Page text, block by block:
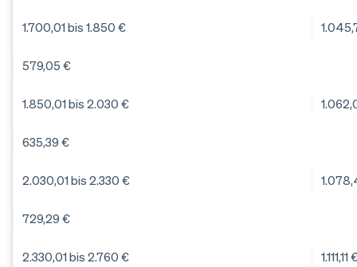
1.700,01 bis 1.850 €
579,05 €
1.850,01 bis 2.030 €
635,39 €
2.030,01 bis 2.330 €
729,29 €
2.330,01 bis 2.760 € 1.111,11